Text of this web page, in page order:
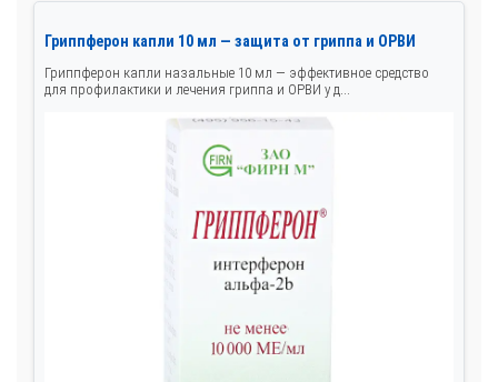
Гриппферон капли 10 мл — защита от гриппа и ОРВИ
Гриппферон капли назальные 10 мл — эффективное средство
для профилактики и лечения гриппа и ОРВИ у д...